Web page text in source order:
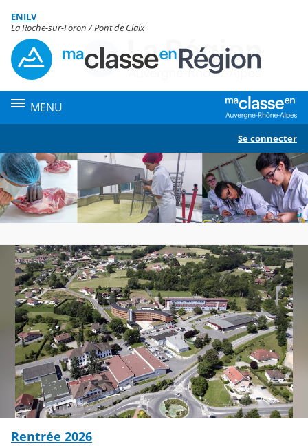
Contenu
ENILV
La Roche-sur-Foron / Pont de Claix
MENU
Se connecter
Rentrée 2026